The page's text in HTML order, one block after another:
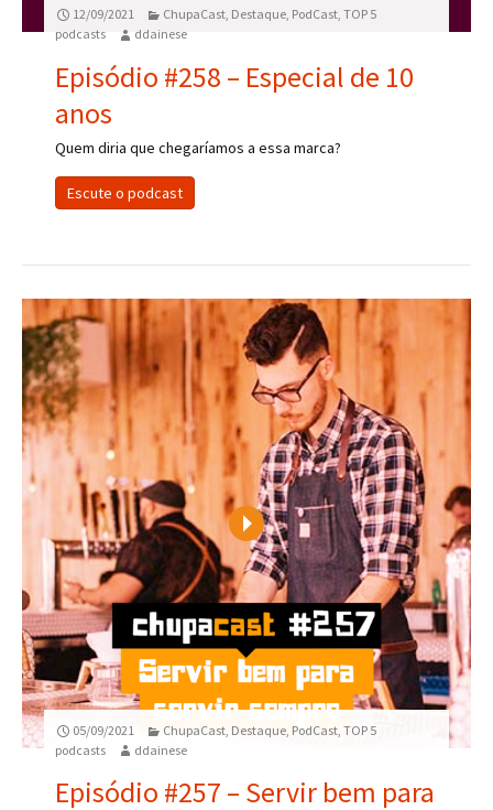
12/09/2021 ChupaCast, Destaque, PodCast,TOP 5
podcasts
ddainese
Episódio #258 – Especial de 10
anos
Quem diria que chegaríamos a essa marca?
Escute o podcast
Play
05/09/2021 ChupaCast Destaque PodCast ,TOP 5
podcasts
ddainese
Episódio #257 – Servir bem para